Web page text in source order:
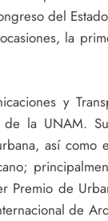
del
la
y
la UNAM.
así
Premio de
de